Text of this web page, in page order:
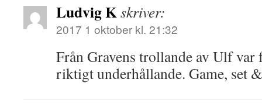
Ludvig Kskriver:
2017 1 oktober kl. 21:32
Från Gravens trollande av Ulf var
riktigt underhållande. Game, set